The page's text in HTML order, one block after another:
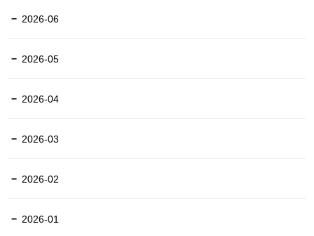
2026-06
2026-05
2026-04
2026-03
2026-02
2026-01